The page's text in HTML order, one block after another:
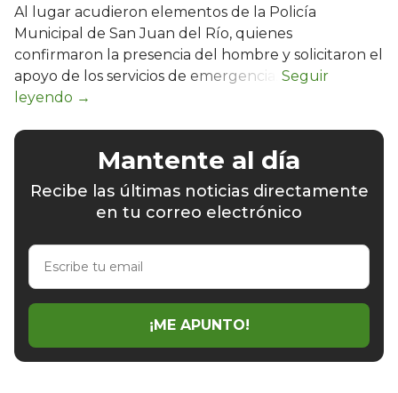
Al lugar acudieron elementos de la Policía
Municipal de San Juan del Río, quienes
confirmaron la presencia del hombre y solicitaron el
apoyo de los servicios de emergencia.
Mantente al día
Recibe las últimas noticias directamente
en tu correo electrónico
Escribe
email
¡ME APUNTO!